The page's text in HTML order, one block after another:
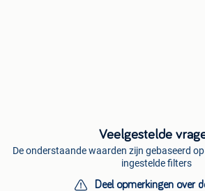
Veelgestelde
De onderstaande waarden zijn gebaseerd
ingestelde filters
Deel opmerkingen over